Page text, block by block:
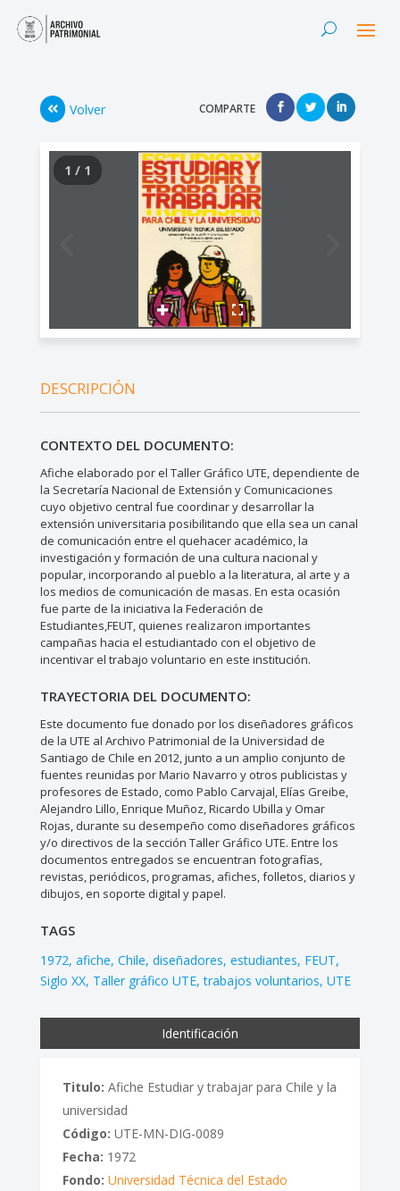
Volver COMPARTE
1 / 1
DESCRIPCIÓN
CONTEXTO DEL DOCUMENTO:
Afiche elaborado por el Taller Gráfico UTE, dependiente de
la Secretaría Nacional de Extensión y Comunicaciones
cuyo objetivo central fue coordinar y desarrollar la
extensión universitaria posibilitando que ella sea un canal
de comunicación entre el quehacer académico, la
investigación y formación de una cultura nacional y
popular, incorporando al pueblo a la literatura, al arte y a
los medios de comunicación de masas. En esta ocasión
fue parte de la iniciativa la Federación de
Estudiantes,FEUT, quienes realizaron importantes
campañas hacia el estudiantado con el objetivo de
incentivar el trabajo voluntario en este institución.
TRAYECTORIA DEL DOCUMENTO:
Este documento fue donado por los diseñadores gráficos
de la UTE al Archivo Patrimonial de la Universidad de
Santiago de Chile en 2012, junto a un amplio conjunto de
fuentes reunidas por Mario Navarro y otros publicistas y
profesores de Estado, como Pablo Carvajal, Elías Greibe,
Alejandro Lillo, Enrique Muñoz, Ricardo Ubilla y Omar
Rojas, durante su desempeño como diseñadores gráficos
y/o directivos de la sección Taller Gráfico UTE. Entre los
documentos entregados se encuentran fotografías,
revistas, periódicos, programas, afiches, folletos, diarios y
dibujos, en soporte digital y papel.
TAGS
1972 afiche Chile diseñadores estudiantes FEUT
Siglo XX Taller gráfico UTE trabajos voluntarios UTE
Identificación
Titulo: Afiche Estudiar y trabajar para Chile y la
universidad
Código: UTE-MN-DIG-0089
Fecha: 1972
Fondo: Universidad Técnica del Estado